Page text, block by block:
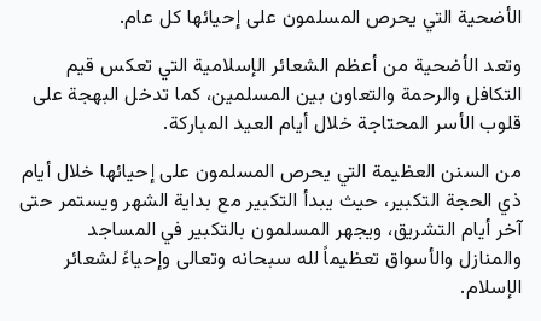
الأضحية التي يحرص المسلمون على إحيائها كل عام.
وتعد الأضحية من أعظم الشعائر الإسلامية التي تعكس قيم
التكافل والرحمة والتعاون بين المسلمين، كما تدخل البهجة على
قلوب الأسر المحتاجة خلال أيام العيد المباركة.
من السنن العظيمة التي يحرص المسلمون على إحيائها خلال أيام
ذي الحجة التكبير، حيث يبدأ التكبير مع بداية الشهر ويستمر حتى
آخر أيام التشريق، ويجهر المسلمون بالتكبير في المساجد
والمنازل والأسواق تعظيماً لله سبحانه وتعالى وإحياءً لشعائر
الإسلام.